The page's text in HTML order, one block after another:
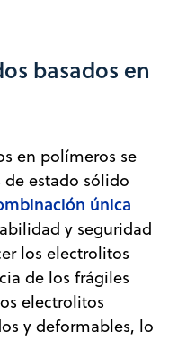
basados en
en polímeros se
estado sólido
única
y seguridad
los electrolitos
de los frágiles
electrolitos
y deformables, lo